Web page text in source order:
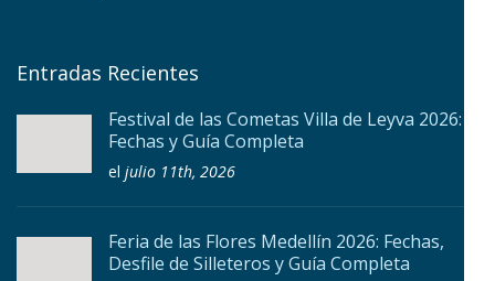
Entradas Recientes
Festival de las Cometas Villa de Leyva 2026:
Fechas y Guía Completa
el julio 11th, 2026
Feria de las Flores Medellín 2026: Fechas,
Desfile de Silleteros y Guía Completa